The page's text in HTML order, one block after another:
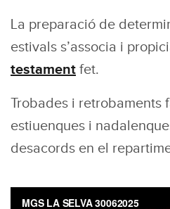
La preparació de
estivals s’associa i
testament fet.
Trobades i retrobaments
estiuenques i
desacords en el